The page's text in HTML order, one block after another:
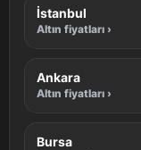
İstanbul
Altın fiyatları ›
Ankara
Altın fiyatları ›
Bursa